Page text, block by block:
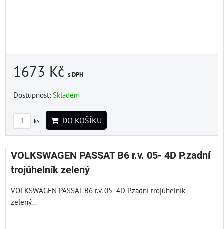
1673 Kč s DPH
Dostupnost: Skladem
ks DO KOŠÍKU
VOLKSWAGEN PASSAT B6 r.v. 05- 4D P.zadní
trojúhelník zelený
VOLKSWAGEN PASSAT B6 r.v. 05- 4D P.zadní trojúhelník
zelený...